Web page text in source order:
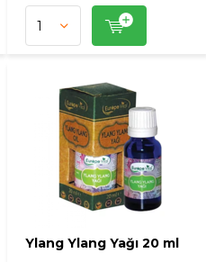
Ylang Ylang Yağı 20 ml